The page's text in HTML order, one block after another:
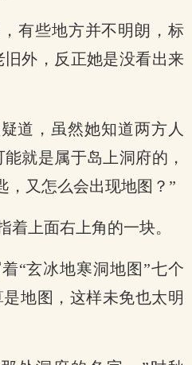
，有些地方并不明朗，标
外，反正她是没看出来
道，虽然她知道两方人
就是属于岛上洞府的，
，又怎么会出现地图？”
着上面右上角的一块。
“玄冰地寒洞地图”七个
地图，这样未免也太明